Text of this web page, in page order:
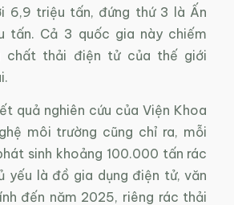
6,9 triệu tấn, đứng thứ 3 là Ấn
tấn. Cả 3 quốc gia này chiếm
chất thải điện tử của thế giới
quả nghiên cứu của Viện Khoa
môi trường cũng chỉ ra, mỗi
sinh khoảng 100.000 tấn rác
yếu là đồ gia dụng điện tử, văn
đến năm 2025, riêng rác thải